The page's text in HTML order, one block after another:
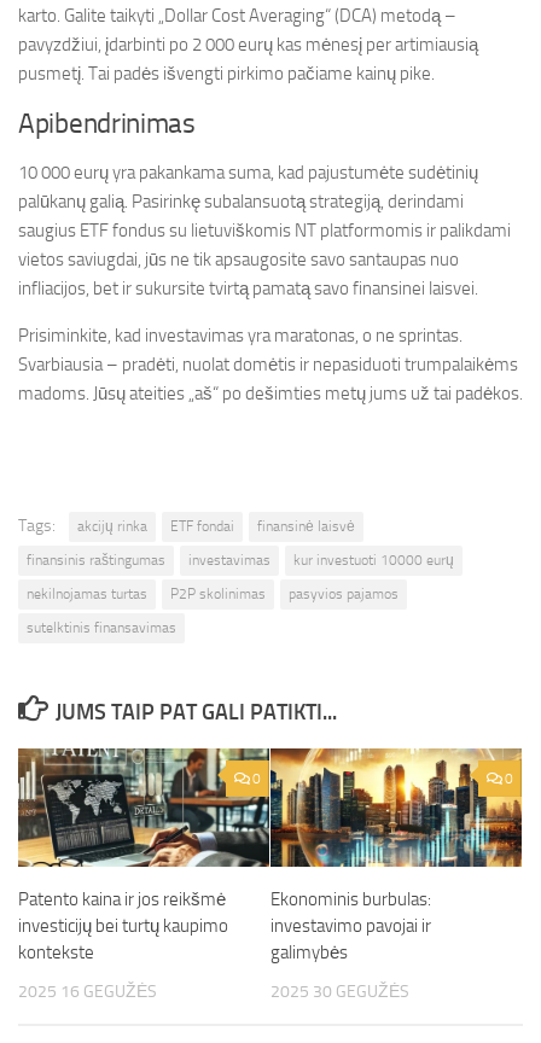
karto. Galite taikyti „Dollar Cost Averaging“ (DCA) metodą –
pavyzdžiui, įdarbinti po 2 000 eurų kas mėnesį per artimiausią
pusmetį. Tai padės išvengti pirkimo pačiame kainų pike.
Apibendrinimas
10 000 eurų yra pakankama suma, kad pajustumėte sudėtinių
palūkanų galią. Pasirinkę subalansuotą strategiją, derindami
saugius ETF fondus su lietuviškomis NT platformomis ir palikdami
vietos saviugdai, jūs ne tik apsaugosite savo santaupas nuo
infliacijos, bet ir sukursite tvirtą pamatą savo finansinei laisvei.
Prisiminkite, kad investavimas yra maratonas, o ne sprintas.
Svarbiausia – pradėti, nuolat domėtis ir nepasiduoti trumpalaikėms
madoms. Jūsų ateities „aš“ po dešimties metų jums už tai padėkos.
Tags: akcijų rinka ETF fondai
finansinė laisvė
finansinis raštingumas
investavimas
kur investuoti 10000 eurų
nekilnojamas turtas
P2P skolinimas
pasyvios pajamos
sutelktinis finansavimas
JUMS TAIP PAT GALI PATIKTI...
0
Patento kaina ir jos reikšmė
investicijų bei turtų kaupimo
kontekste
2025 16 GEGUŽĖS
0
Ekonominis burbulas:
investavimo pavojai ir
galimybės
2025 30 GEGUŽĖS